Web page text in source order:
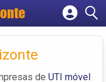
empresa
de UTI móvel